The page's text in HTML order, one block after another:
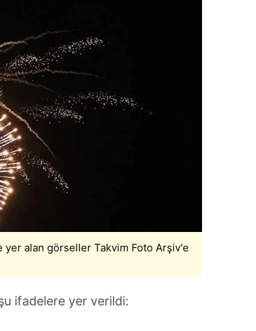
yer alan görseller Takvim Foto Arşiv'e
ifadelere yer verildi: